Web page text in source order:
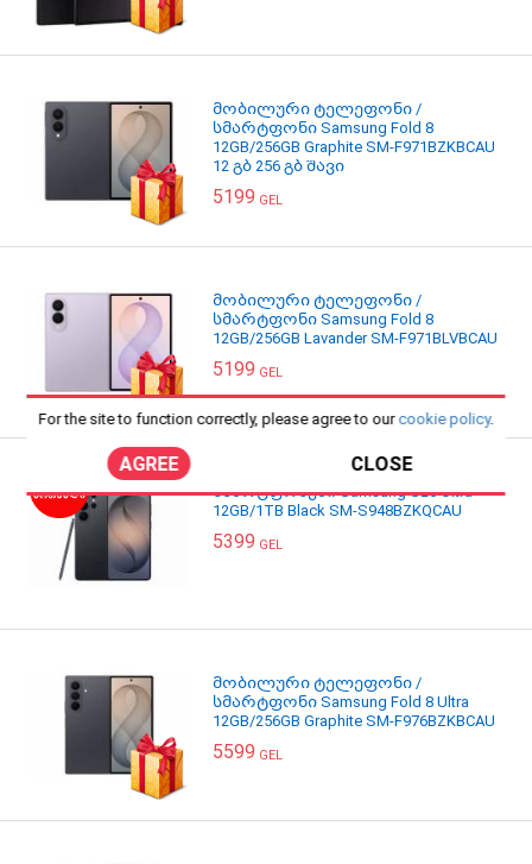
მობილური ტელეფონი /
სმარტფონი Samsung Fold 8
12GB/256GB Graphite SM-F971BZKBCAU
12 გბ 256 გბ შავი
5199 GEL
მობილური ტელეფონი /
სმარტფონი Samsung Fold 8
12GB/256GB Lavander SM-F971BLVBCAU
5199 GEL
სმარტფონები Samsung S26 Ultra
12GB/1TB Black SM-S948BZKQCAU
5399 GEL
მობილური ტელეფონი /
სმარტფონი Samsung Fold 8 Ultra
12GB/256GB Graphite SM-F976BZKBCAU
5599 GEL
For the site to function correctly, please agree to our cookie policy.
AGREE CLOSE